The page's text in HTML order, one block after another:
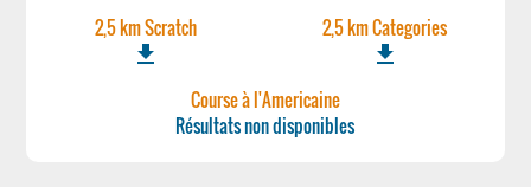
2,5 km Scratch
file_download
2,5 km Categories
file_download
Course à l'Americaine
Résultats non disponibles